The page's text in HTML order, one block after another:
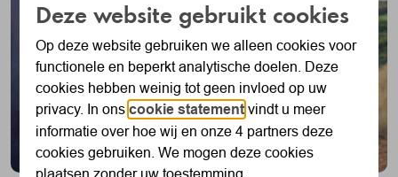
Deze website gebruikt cookies
Op deze website gebruiken we alleen cookies voor
functionele en beperkt analytische doelen. Deze
cookies hebben weinig tot geen invloed op uw
privacy. In onscookie statement vindt u meer
informatie over hoe wij en onze 4 partners deze
cookies gebruiken. We mogen deze cookies
plaatsen zonder uw toestemming.